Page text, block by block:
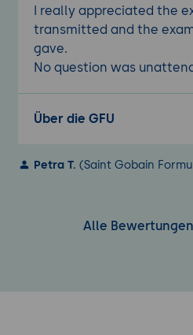
I really appreciated the
transmitted and the
gave.
No question was
Über die GFU
Petra T. (Saint Gobain
Alle